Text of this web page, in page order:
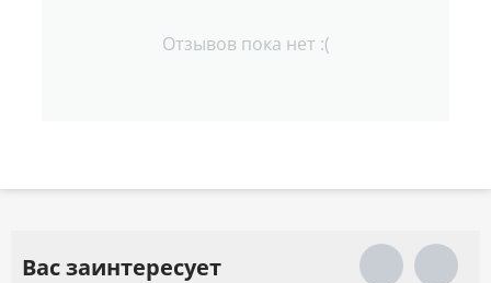
Отзывов пока нет :(
Вас заинтересует